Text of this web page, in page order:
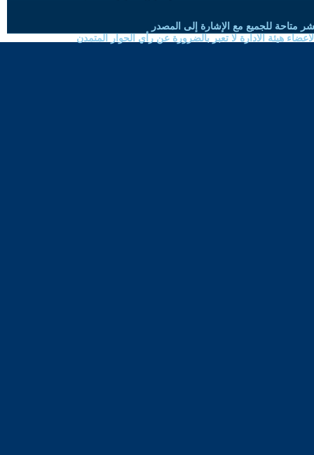
متاحة للجميع مع الإشارة إلى المصدر
هيئة الادارة لا تعبر بالضرورة عن رأي الحوار المتمدن